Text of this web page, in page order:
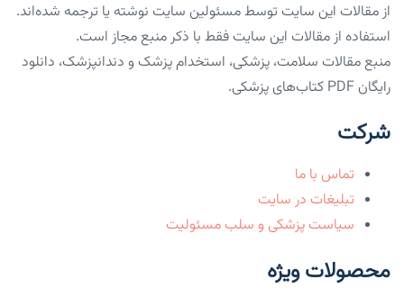
از مقالات این سایت توسط مسئولین سایت نوشته یا ترجمه شده‌اند.
استفاده از مقالات این سایت فقط با ذکر منبع مجاز است.
منبع مقالات سلامت، پزشکی، استخدام پزشک و دندانپزشک، دانلود
رایگان PDF کتاب‌های پزشکی.
شرکت
تماس با ما
تبلیغات در سایت
سیاست پزشکی و سلب مسئولیت
محصولات ویژه